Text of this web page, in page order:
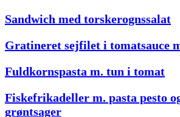
Sandwich med torskerognssalat
Gratineret sejfilet i tomatsauce
Fuldkornspasta m. tun i tomat
Fiskefrikadeller m. pasta pesto
grøntsager